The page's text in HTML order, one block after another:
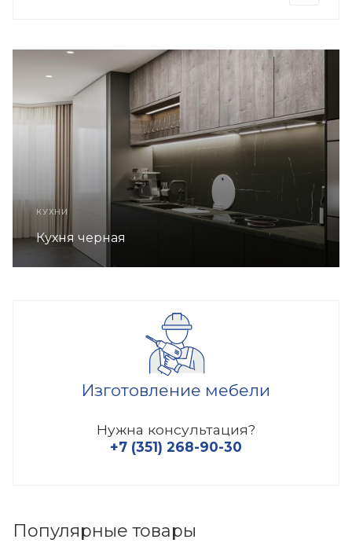
КУХНИ
Кухня черная
Изготовление мебели
Нужна консультация?
+7 (351) 268-90-30
Популярные товары